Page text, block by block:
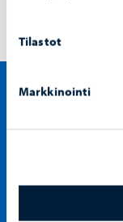
Tilastot
Markkinointi